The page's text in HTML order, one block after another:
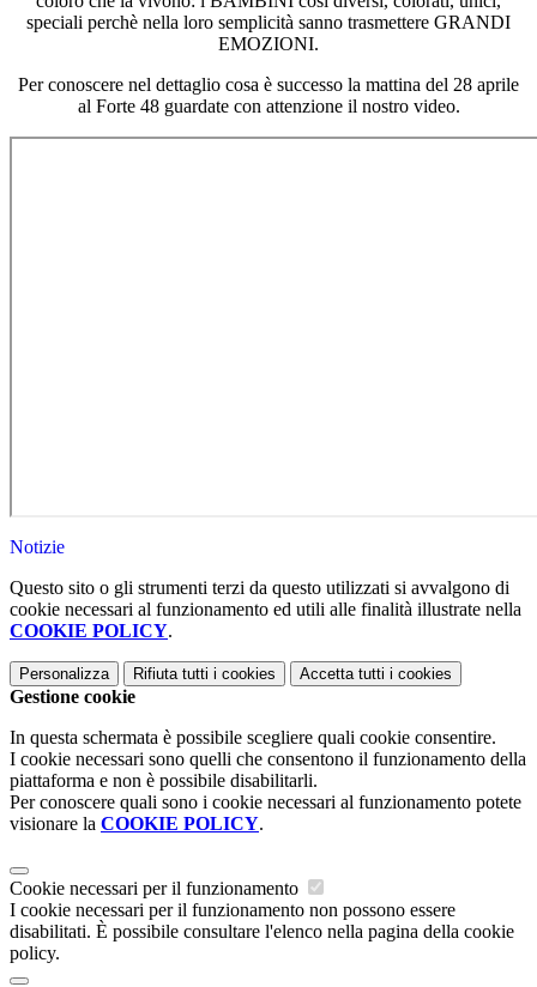
speciali perchè nella loro semplicità sanno trasmettere GRANDI
EMOZIONI.
Per conoscere nel dettaglio cosa è successo la mattina del 28 aprile
al Forte 48 guardate con attenzione il nostro video.
Notizie
Questo sito o gli strumenti terzi da questo utilizzati si avvalgono di
cookie necessari al funzionamento ed utili alle finalità illustrate nella
COOKIE POLICY.
Personalizza Rifiuta tutti i cookies Accetta tutti i cookies
Gestione cookie
In questa schermata è possibile scegliere quali cookie consentire.
I cookie necessari sono quelli che consentono il funzionamento della
piattaforma e non è possibile disabilitarli.
Per conoscere quali sono i cookie necessari al funzionamento potete
visionare la COOKIE POLICY.
Cookie necessari per il funzionamento
I cookie necessari per il funzionamento non possono essere
disabilitati. È possibile consultare l'elenco nella pagina della cookie
policy.